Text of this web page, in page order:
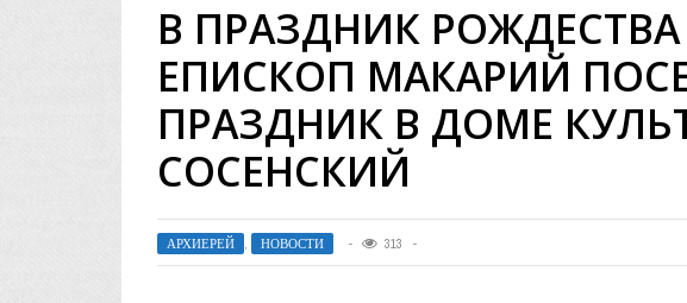
В ПРАЗДНИК
ЕПИСКОП МАКАРИЙ
ПРАЗДНИК В ДОМЕ
СОСЕНСКИЙ
АРХИЕРЕЙ , НОВОСТИ 313